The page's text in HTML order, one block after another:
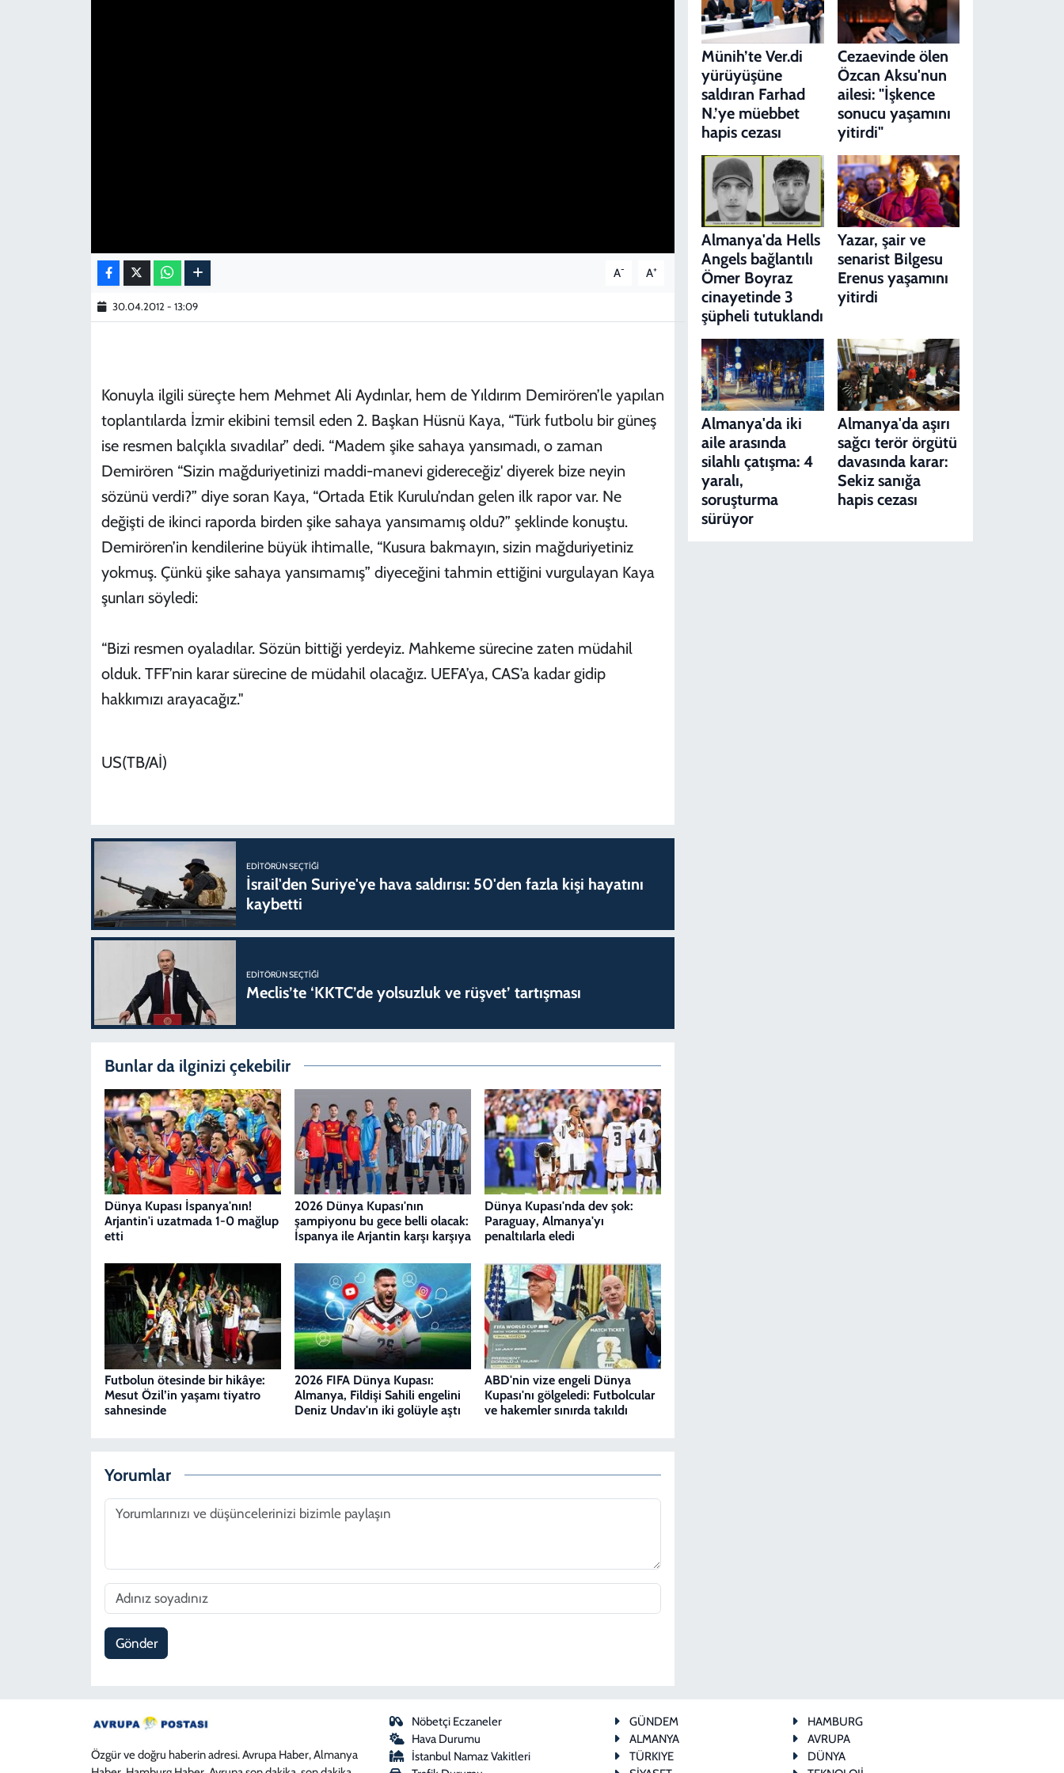
A- A+
30.04.2012 - 13:09
Konuyla ilgili süreçte hem Mehmet Ali Aydınlar, hem de Yıldırım Demirören’le yapılan
toplantılarda İzmir ekibini temsil eden 2. Başkan Hüsnü Kaya, “Türk futbolu bir güneş
ise resmen balçıkla sıvadılar” dedi. “Madem şike sahaya yansımadı, o zaman
Demirören “Sizin mağduriyetinizi maddi-manevi gidereceğiz' diyerek bize neyin
sözünü verdi?” diye soran Kaya, “Ortada Etik Kurulu’ndan gelen ilk rapor var. Ne
değişti de ikinci raporda birden şike sahaya yansımamış oldu?” şeklinde konuştu.
Demirören’in kendilerine büyük ihtimalle, “Kusura bakmayın, sizin mağduriyetiniz
yokmuş. Çünkü şike sahaya yansımamış” diyeceğini tahmin ettiğini vurgulayan Kaya
şunları söyledi:
“Bizi resmen oyaladılar. Sözün bittiği yerdeyiz. Mahkeme sürecine zaten müdahil
olduk. TFF’nin karar sürecine de müdahil olacağız. UEFA’ya, CAS’a kadar gidip
hakkımızı arayacağız."
US(TB/Aİ)
EDITÖRÜN SEÇTIĞI
İsrail'den Suriye'ye hava saldırısı: 50'den fazla kişi hayatını
kaybetti
EDITÖRÜN SEÇTIĞI
Meclis’te ‘KKTC’de yolsuzluk ve rüşvet’ tartışması
Bunlar da ilginizi çekebilir
Dünya Kupası İspanya'nın!
Arjantin'i uzatmada 1-0 mağlup
etti
2026 Dünya Kupası'nın
şampiyonu bu gece belli olacak:
İspanya ile Arjantin karşı karşıya
Dünya Kupası'nda dev şok:
Paraguay, Almanya'yı
penaltılarla eledi
Futbolun ötesinde bir hikâye:
Mesut Özil’in yaşamı tiyatro
sahnesinde
2026 FIFA Dünya Kupası:
Almanya, Fildişi Sahili engelini
Deniz Undav'ın iki golüyle aştı
ABD'nin vize engeli Dünya
Kupası'nı gölgeledi: Futbolcular
ve hakemler sınırda takıldı
Yorumlar
Gönder
Münih’te Ver.di
yürüyüşüne
saldıran Farhad
N.’ye müebbet
hapis cezası
Cezaevinde ölen
Özcan Aksu'nun
ailesi: "İşkence
sonucu yaşamını
yitirdi"
Almanya'da Hells
Angels bağlantılı
Ömer Boyraz
cinayetinde 3
şüpheli tutuklandı
Yazar, şair ve
senarist Bilgesu
Erenus yaşamını
yitirdi
Almanya'da iki
aile arasında
silahlı çatışma: 4
yaralı,
soruşturma
sürüyor
Almanya'da aşırı
sağcı terör örgütü
davasında karar:
Sekiz sanığa
hapis cezası
Özgür ve doğru haberin adresi. Avrupa Haber, Almanya
Nöbetçi Eczaneler
Hava Durumu
İstanbul Namaz Vakitleri
GÜNDEM
HAMBURG
ALMANYA
AVRUPA
TÜRKIYE
DÜNYA